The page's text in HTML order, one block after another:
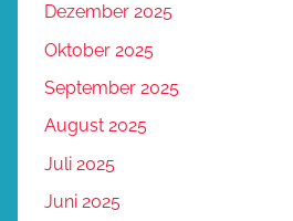
Dezember 2025
Oktober 2025
September 2025
August 2025
Juli 2025
Juni 2025